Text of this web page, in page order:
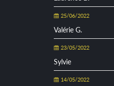
25/06/2022
Valérie G.
23/05/2022
Sylvie
14/05/2022